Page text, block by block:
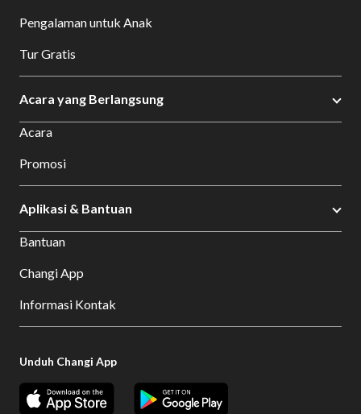
Pengalaman untuk Anak
Tur Gratis
Acara yang Berlangsung
Acara
Promosi
Aplikasi & Bantuan
Bantuan
Changi App
Informasi Kontak
Unduh Changi App